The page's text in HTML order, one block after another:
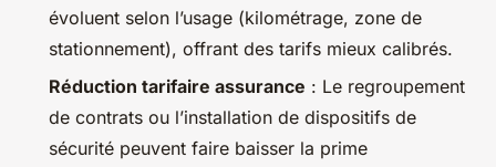
évoluent selon l’usage (kilométrage, zone de
stationnement), offrant des tarifs mieux calibrés.
Réduction tarifaire assurance : Le regroupement
de contrats ou l’installation de dispositifs de
sécurité peuvent faire baisser la prime